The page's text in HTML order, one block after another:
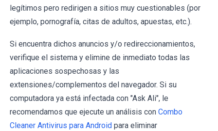
legítimos pero redirigen a sitios muy cuestionables (por
ejemplo, pornografía, citas de adultos, apuestas, etc.).
Si encuentra dichos anuncios y/o redireccionamientos,
verifique el sistema y elimine de inmediato todas las
aplicaciones sospechosas y las
extensiones/complementos del navegador. Si su
computadora ya está infectada con "Ask Ali", le
recomendamos que ejecute un análisis con Combo
Cleaner Antivirus para Android para eliminar